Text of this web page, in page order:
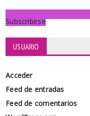
Subscribirse
USUARIO
Acceder
Feed de entradas
Feed de comentarios